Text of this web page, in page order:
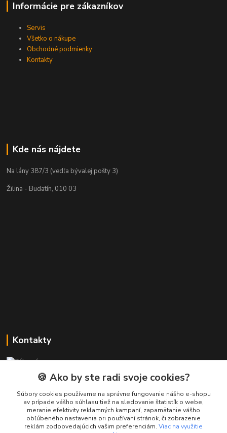
Informácie pre zákazníkov
Servis
Všetko o nákupe
Obchodné podmienky
Kontakty
Kde nás nájdete
Na lány 387/3 (vedľa bývalej pošty 3)
Žilina - Budatín, 010 03
Kontakty
+421 911 010 560
Po-Pia, 13-17 hod.
info@presmartfon.sk
🍪 Ako by ste radi svoje cookies?
Súbory cookies používame na správne fungovanie nášho e-shopu
av prípade vášho súhlasu tiež na sledovanie štatistík o webe,
meranie efektivity reklamných kampaní, zapamätanie vášho
obľúbeného nastavenia pri používaní stránok, či zobrazenie
reklám zodpovedajúcich vašim preferenciám. Viac na využitie